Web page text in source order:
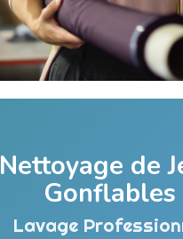
Nettoyage de
Gonflables
Lavage